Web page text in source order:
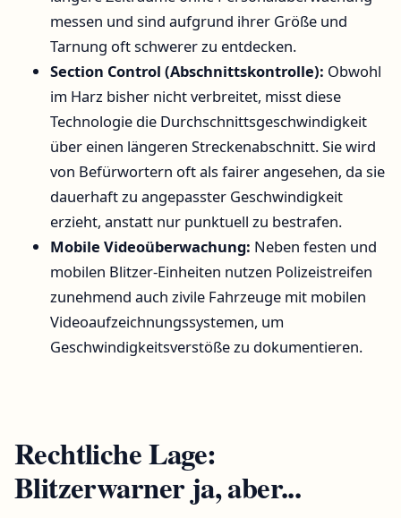
messen und sind aufgrund ihrer Größe und
Tarnung oft schwerer zu entdecken.
Section Control (Abschnittskontrolle): Obwohl
im Harz bisher nicht verbreitet, misst diese
Technologie die Durchschnittsgeschwindigkeit
über einen längeren Streckenabschnitt. Sie wird
von Befürwortern oft als fairer angesehen, da sie
dauerhaft zu angepasster Geschwindigkeit
erzieht, anstatt nur punktuell zu bestrafen.
Mobile Videoüberwachung: Neben festen und
mobilen Blitzer-Einheiten nutzen Polizeistreifen
zunehmend auch zivile Fahrzeuge mit mobilen
Videoaufzeichnungssystemen, um
Geschwindigkeitsverstöße zu dokumentieren.
Rechtliche Lage:
Blitzerwarner ja, aber...